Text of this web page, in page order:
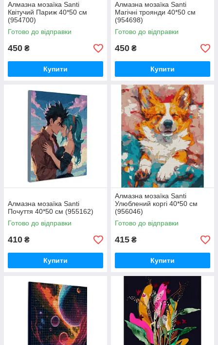
Алмазна мозаїка Santi
Квітучий Париж 40*50 см
(954700)
Готово до відправки
450 ₴
Купити
Алмазна мозаїка Santi
Магічні троянди 40*50 см
(954698)
Готово до відправки
450 ₴
Купити
Алмазна мозаїка Santi
Почуття 40*50 см (955162)
Готово до відправки
410 ₴
Купити
Алмазна мозаїка Santi
Улюблений коргі 40*50 см
(956046)
Готово до відправки
415 ₴
Купити